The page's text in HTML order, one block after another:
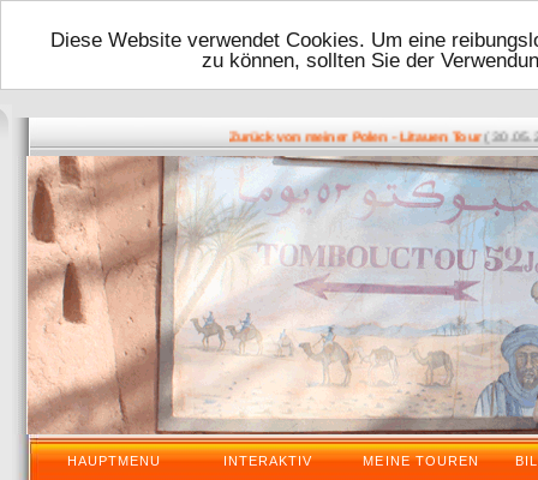
Diese Website verwendet Cookies. Um eine
zu können, sollten Sie der
Zurück von meiner Polen - Litauen Tour(
HAUPTMENU INTERAKTIV MEINE TOUREN